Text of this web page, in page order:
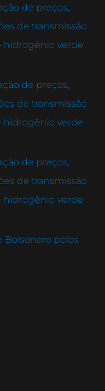
de preços,
de transmissão
hidrogênio verde
de preços,
de transmissão
hidrogênio verde
de preços,
de transmissão
hidrogênio verde
Bolsonaro pelos